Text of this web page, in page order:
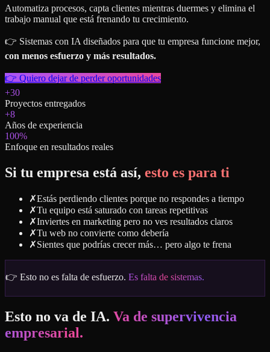
Automatiza procesos, capta clientes mientras duermes y elimina el
trabajo manual que está frenando tu crecimiento.
👉 Sistemas con IA diseñados para que tu empresa funcione mejor,
con menos esfuerzo y más resultados.
👉 Quiero dejar de perder oportunidades
+30
Proyectos entregados
+8
Años de experiencia
100%
Enfoque en resultados reales
Si tu empresa está así, esto es para ti
✗Estás perdiendo clientes porque no respondes a tiempo
✗Tu equipo está saturado con tareas repetitivas
✗Inviertes en marketing pero no ves resultados claros
✗Tu web no convierte como debería
✗Sientes que podrías crecer más… pero algo te frena
👉 Esto no es falta de esfuerzo. Es falta de sistemas.
Esto no va de IA. Va de supervivencia
empresarial.